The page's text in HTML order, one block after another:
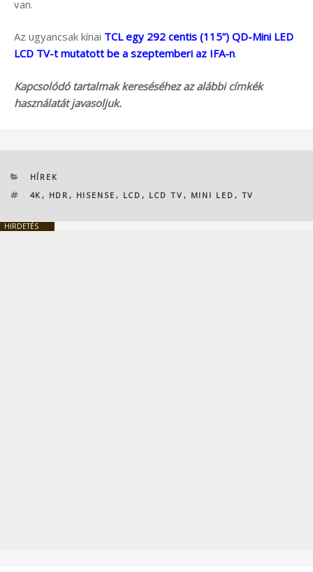
van.
Az ugyancsak kínai TCL egy 292 centis (115”) QD-Mini LED
LCD TV-t mutatott be a szeptemberi az IFA-n.
Kapcsolódó tartalmak kereséséhez az alábbi címkék
használatát javasoljuk.
KATEGÓRIÁK
HÍREK
CÍMKÉK
4K , HDR , HISENSE , LCD , LCD TV , MINI LED , TV
HIRDETÉS